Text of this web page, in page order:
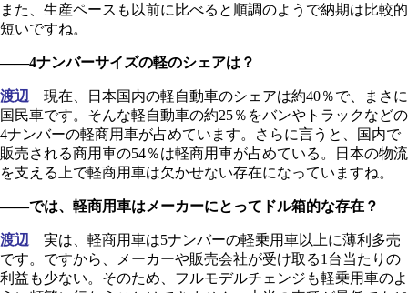
また、生産ペースも以前に比べると順調のようで納期は比較的
短いですね。
――4ナンバーサイズの軽のシェアは？
渡辺 現在、日本国内の軽自動車のシェアは約40％で、まさに
国民車です。そんな軽自動車の約25％をバンやトラックなどの
4ナンバーの軽商用車が占めています。さらに言うと、国内で
販売される商用車の54％は軽商用車が占めている。日本の物流
を支える上で軽商用車は欠かせない存在になっていますね。
――では、軽商用車はメーカーにとってドル箱的な存在？
渡辺 実は、軽商用車は5ナンバーの軽乗用車以上に薄利多売
です。ですから、メーカーや販売会社が受け取る1台当たりの
利益も少ない。そのため、フルモデルチェンジも軽乗用車のよ